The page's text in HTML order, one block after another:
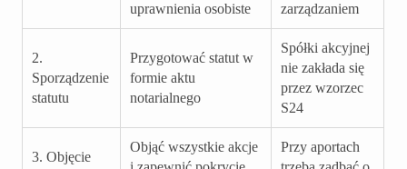
uprawnienia osobiste
zarządzaniem
2.
Sporządzenie
statutu
Przygotować statut w
formie aktu
notarialnego
Spółki akcyjnej
nie zakłada się
przez wzorzec
S24
3. Objęcie
Objąć wszystkie akcje
Przy aportach